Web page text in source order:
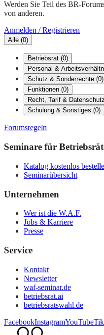
Werden Sie Teil des BR-
von anderen.
Anmelden / Registrieren
Alle (0)
Betriebsrat (0)
Personal &
Schutz & Sonderrechte (0)
Funktionen (0)
Recht, Tarif & Datenschutz
Schulung & Sonstiges (0)
Forumsregeln
Seminare für
Katalog kostenlos
Seminarübersicht
Unternehmen
Wer ist die W.A.F.
Jobs & Karriere
Presse
Service
Kontakt
Newsletter
waf-seminar.de
betriebsrat.ai
betriebsratswahl.de
FacebookInstagramYouTube